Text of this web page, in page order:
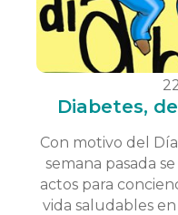
Diabetes,
Con motivo del
semana pasada
actos para
vida saludables